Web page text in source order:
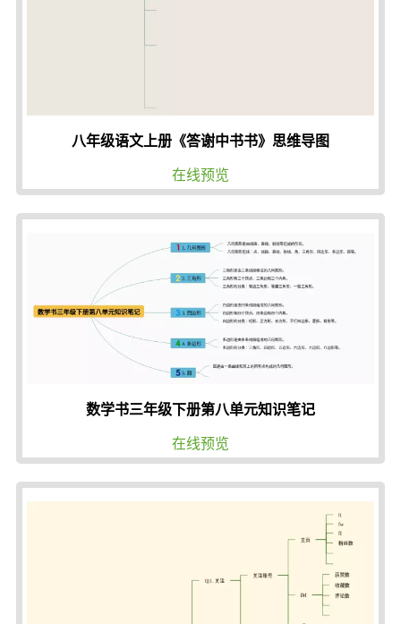
八年级语文上册《答谢中书书》思维导图
在线预览
数学书三年级下册第八单元知识笔记
在线预览